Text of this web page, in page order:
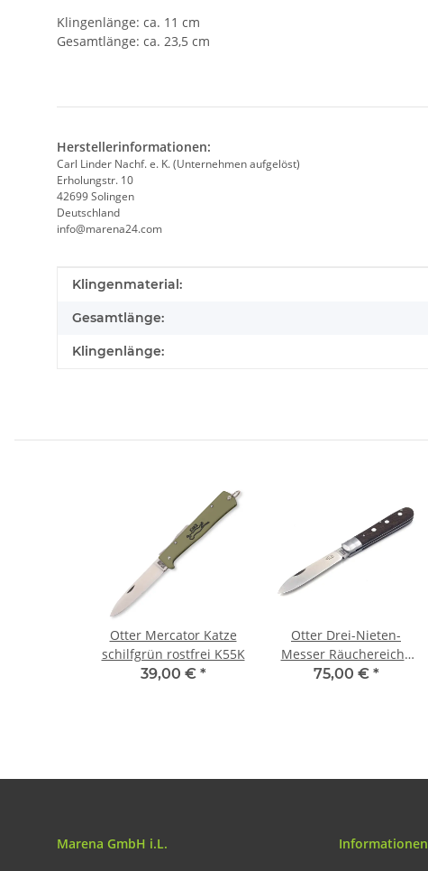
Klingenlänge: ca. 11 cm
Gesamtlänge: ca. 23,5 cm
Herstellerinformationen:
Carl Linder Nachf. e. K. (Unternehmen aufgelöst)
Erholungstr. 10
42699 Solingen
Deutschland
info@marena24.com
Produkteigenschaft
Wert
Klingenmaterial:
Gesamtlänge:
Klingenlänge:
Otter Mercator Katze
schilfgrün rostfrei K55K
39,00 € *
Otter Drei-Nieten-
Messer Räuchereiche
rostfrei
75,00 € *
Marena GmbH i.L.
Informationen